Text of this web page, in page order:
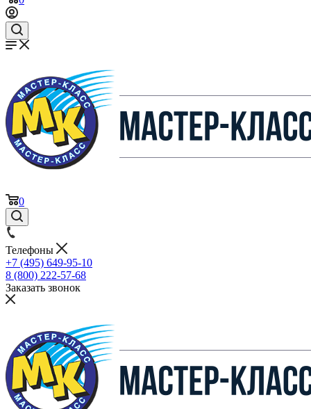
0
Телефоны
+7 (495) 649-95-10
8 (800) 222-57-68
Заказать звонок